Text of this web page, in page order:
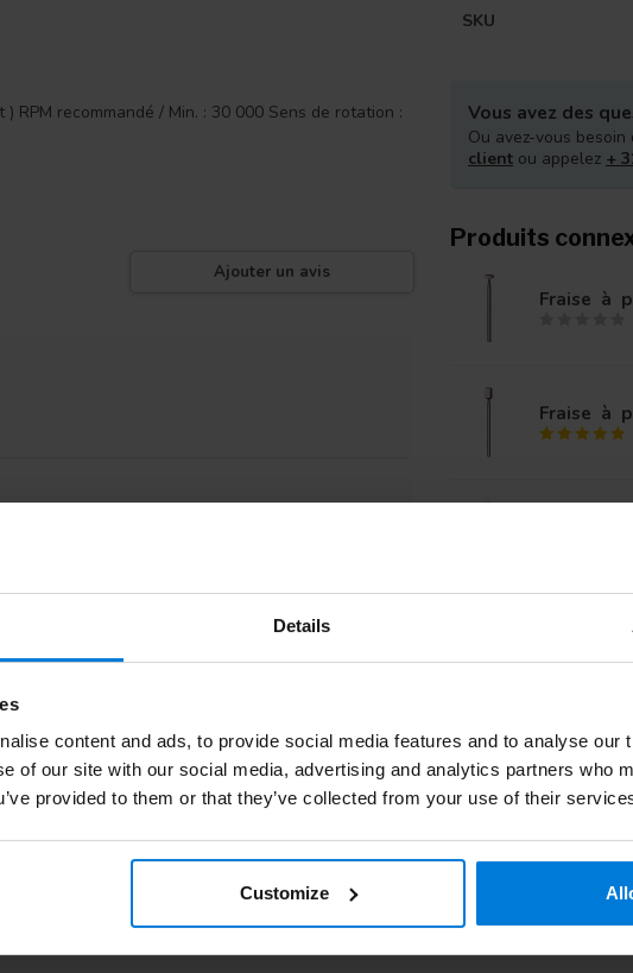
Details
content and ads, to provide social media features and to analyse our
of our site with our social media, advertising and analytics partners who
provided to them or that they’ve collected from your use of their
Customize
RPM recommandé / Min. : 30 000 Sens de rotation :
Ajouter un avis
netjes even apart een papiertje er omheen. Ik
geleverd was.
SKU
Vous avez des
Ou avez-vous
client ou appelez +
Produits
Fraise à
Fraise à
Fraise à
Fraise à